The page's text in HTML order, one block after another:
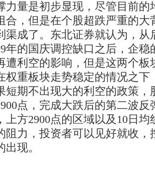
力量是初步显现，尽管目前
合，但是在个股超跌严重的大
渠成了。东北证券就认为，从
年的国庆调控缺口之后，企
遭利空的影响，但是这两个板
权重板块走势稳定的情况之下
短期不出现大的利空的政策，
点，完成大跌后的第二波
上方2900点的区域以及10日
阻力，投资者可以见好就收，
现。